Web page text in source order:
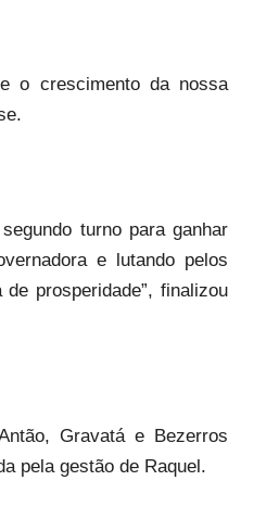
o crescimento da nossa
turno para ganhar
e lutando pelos
prosperidade”, finalizou
Gravatá e Bezerros
pela gestão de Raquel.